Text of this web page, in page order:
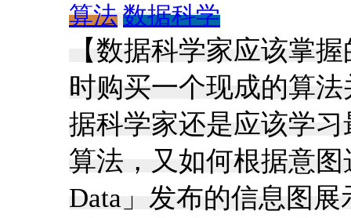
算法 数据科学
【数据科学家应该掌
时购买一个现成的算
据科学家还是应该学
算法，又如何根据意
Data」发布的信息图